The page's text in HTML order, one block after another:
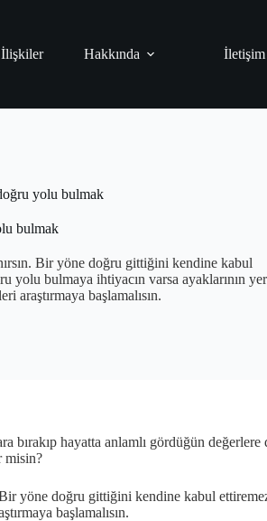
İlişkiler Hakkında İletişim
yolu bulmak
bulmak
Bir yöne doğru gittiğini kendine kabul
yolu bulmaya ihtiyacın varsa ayaklarının
araştırmaya başlamalısın.
bırakıp hayatta anlamlı gördüğün
misin?
yöne doğru gittiğini kendine kabul
başlamalısın.